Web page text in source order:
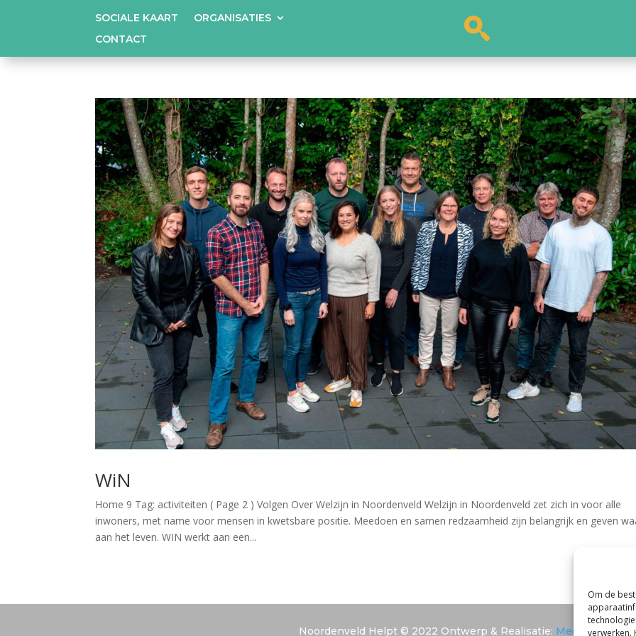
Om de
verwerken.
SOCIALE KAART
ORGANISATIES
CONTACT
WiN
Home 9 Tag: activiteiten ( Page 2 ) Volgen Over Welzijn in Noordenveld Welzijn in Noordenveld zet zich in voor alle
inwoners, met name voor mensen in kwetsbare positie. Meedoen en samen redzaamheid zijn belangrijk en geven
aan het leven. WIN werkt aan een...
Noordenveld Helpt © 2022 Ontwerp & Realisatie: Media Totaal